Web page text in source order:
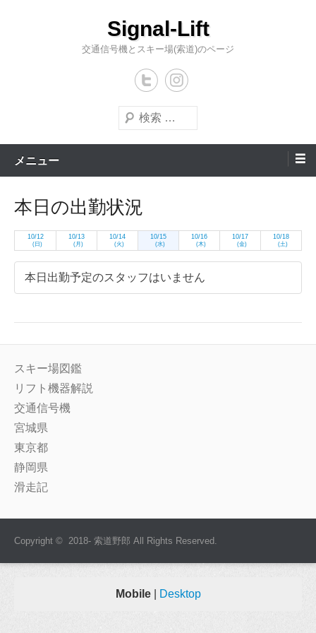
キ
Signal-Lift
交通信号機とスキー場(索道)のページ
検
索
メニュー
本日の出勤状況
10/12
(日)
10/13
(月)
10/14
(火)
10/15
(水)
10/16
(木)
10/17
(金)
10/18
(土)
本日出勤予定のスタッフはいません
スキー場図鑑
リフト機器解説
交通信号機
宮城県
東京都
静岡県
滑走記
Copyright © 2018- 索道野郎 All Rights Reserved.
Mobile| Desktop